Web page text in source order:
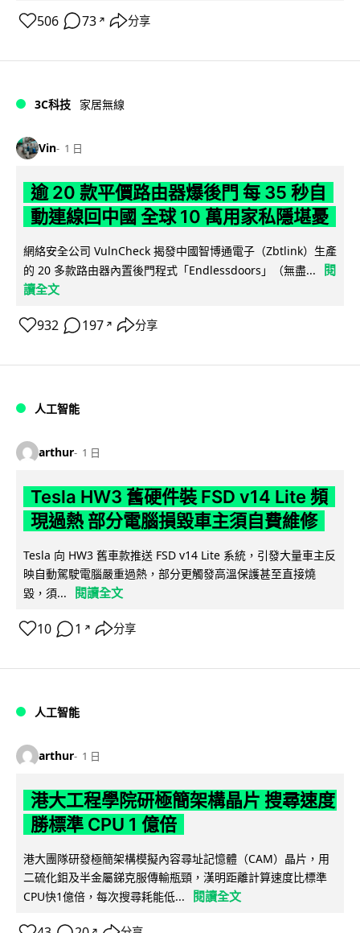
506 73 ↗ 分享
3C科技 家居無線
Vin 1 日
逾 20 款平價路由器爆後門 每 35 秒自
動連線回中國 全球 10 萬用家私隱堪憂
網絡安全公司 VulnCheck 揭發中國智博通電子（Zbtlink）生產
的 20 多款路由器內置後門程式「Endlessdoors」（無盡...
閱
讀全文
932 197 ↗ 分享
人工智能
arthur 1 日
Tesla HW3 舊硬件裝 FSD v14 Lite 頻
現過熱 部分電腦損毀車主須自費維修
Tesla 向 HW3 舊車款推送 FSD v14 Lite 系統，引發大量車主反
映自動駕駛電腦嚴重過熱，部分更觸發高溫保護甚至直接燒
毀，須...
閱讀全文
10 1 ↗ 分享
人工智能
arthur 1 日
港大工程學院研極簡架構晶片 搜尋速度
勝標準 CPU 1 億倍
港大團隊研發極簡架構模擬內容尋址記憶體（CAM）晶片，用
二硫化鉬及半金屬銻克服傳輸瓶頸，漢明距離計算速度比標準
CPU快1億倍，每次搜尋耗能低...
閱讀全文